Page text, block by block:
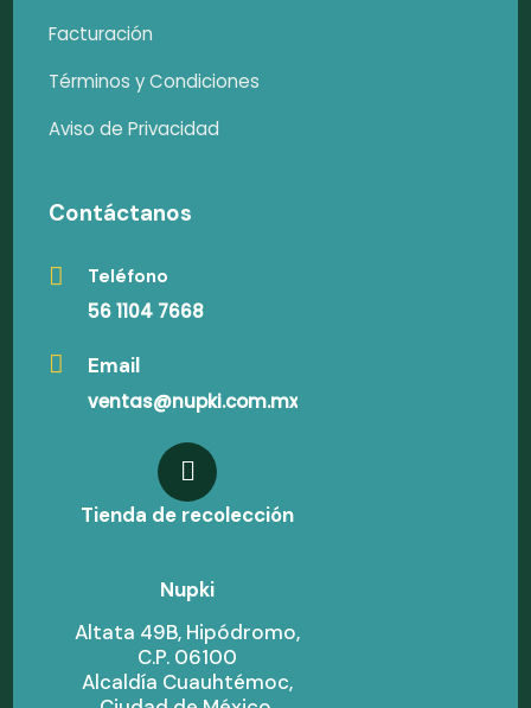
Facturación
Términos y Condiciones
Aviso de Privacidad
Contáctanos
Teléfono
56 1104 7668
Email
ventas@nupki.com.mx
Tienda de recolección
Nupki
Altata 49B, Hipódromo,
C.P. 06100
Alcaldía Cuauhtémoc,